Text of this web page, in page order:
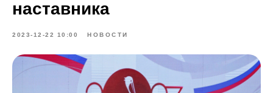
наставника
2023-12-22 10:00 НОВОСТИ